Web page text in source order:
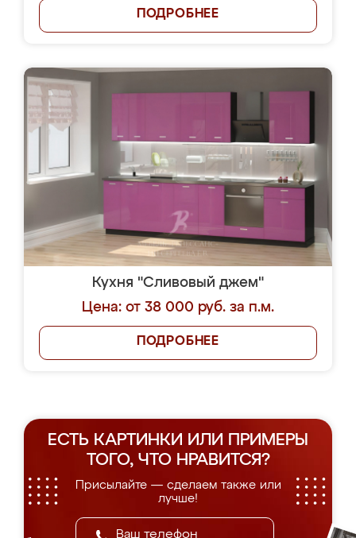
ПОДРОБНЕЕ
Кухня "Сливовый джем"
Цена: от 38 000 руб. за п.м.
ПОДРОБНЕЕ
ЕСТЬ КАРТИНКИ ИЛИ ПРИМЕРЫ
ТОГО, ЧТО НРАВИТСЯ?
Присылайте — сделаем также или
лучше!